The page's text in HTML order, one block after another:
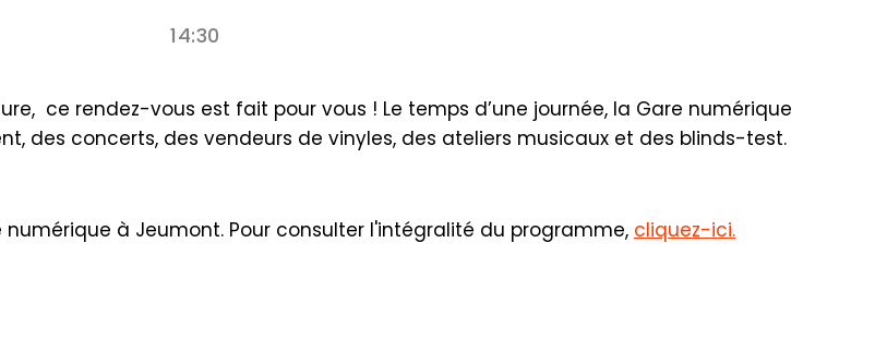
14:30
ce rendez-vous est fait pour vous ! Le temps d’une journée, la Gare numérique
des concerts, des vendeurs de vinyles, des ateliers musicaux et des blinds-test.
à Jeumont. Pour consulter l'intégralité du programme, cliquez-ici.